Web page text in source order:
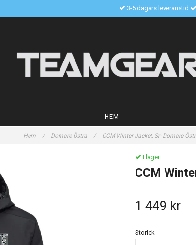
3-5 dagars leveranstid
HEM
Hem / Domare Östra / CCM Winter Jacket, Sr- Domare
I lager.
CCM
1 449 kr
Storlek